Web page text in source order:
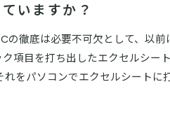
いますか？
の徹底は必要不可欠として、以前
項目を打ち出したエクセルシー
をパソコンでエクセルシートに